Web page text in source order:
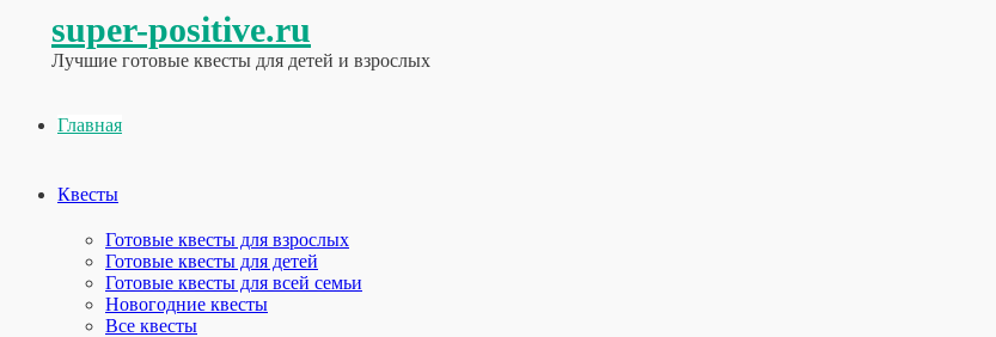
super-positive.ru
Лучшие готовые квесты для детей и взрослых
Главная
Квесты
Готовые квесты для взрослых
Готовые квесты для детей
Готовые квесты для всей семьи
Новогодние квесты
Все квесты